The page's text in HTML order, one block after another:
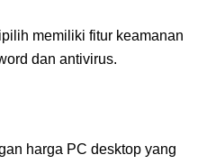
memiliki fitur keamanan
dan antivirus.
harga PC desktop yang